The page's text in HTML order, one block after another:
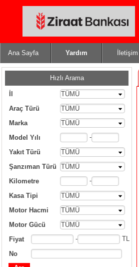
Ana Sayfa Yardım İletişim
Hızlı Arama
TÜMÜ
Araç Türü
TÜMÜ
Marka
TÜMÜ
Model Yılı
-
Yakıt Türü
TÜMÜ
Şanzıman Türü
TÜMÜ
Kilometre
-
Kasa Tipi
TÜMÜ
Motor Hacmi
TÜMÜ
Motor Gücü
TÜMÜ
Fiyat
- TL
No